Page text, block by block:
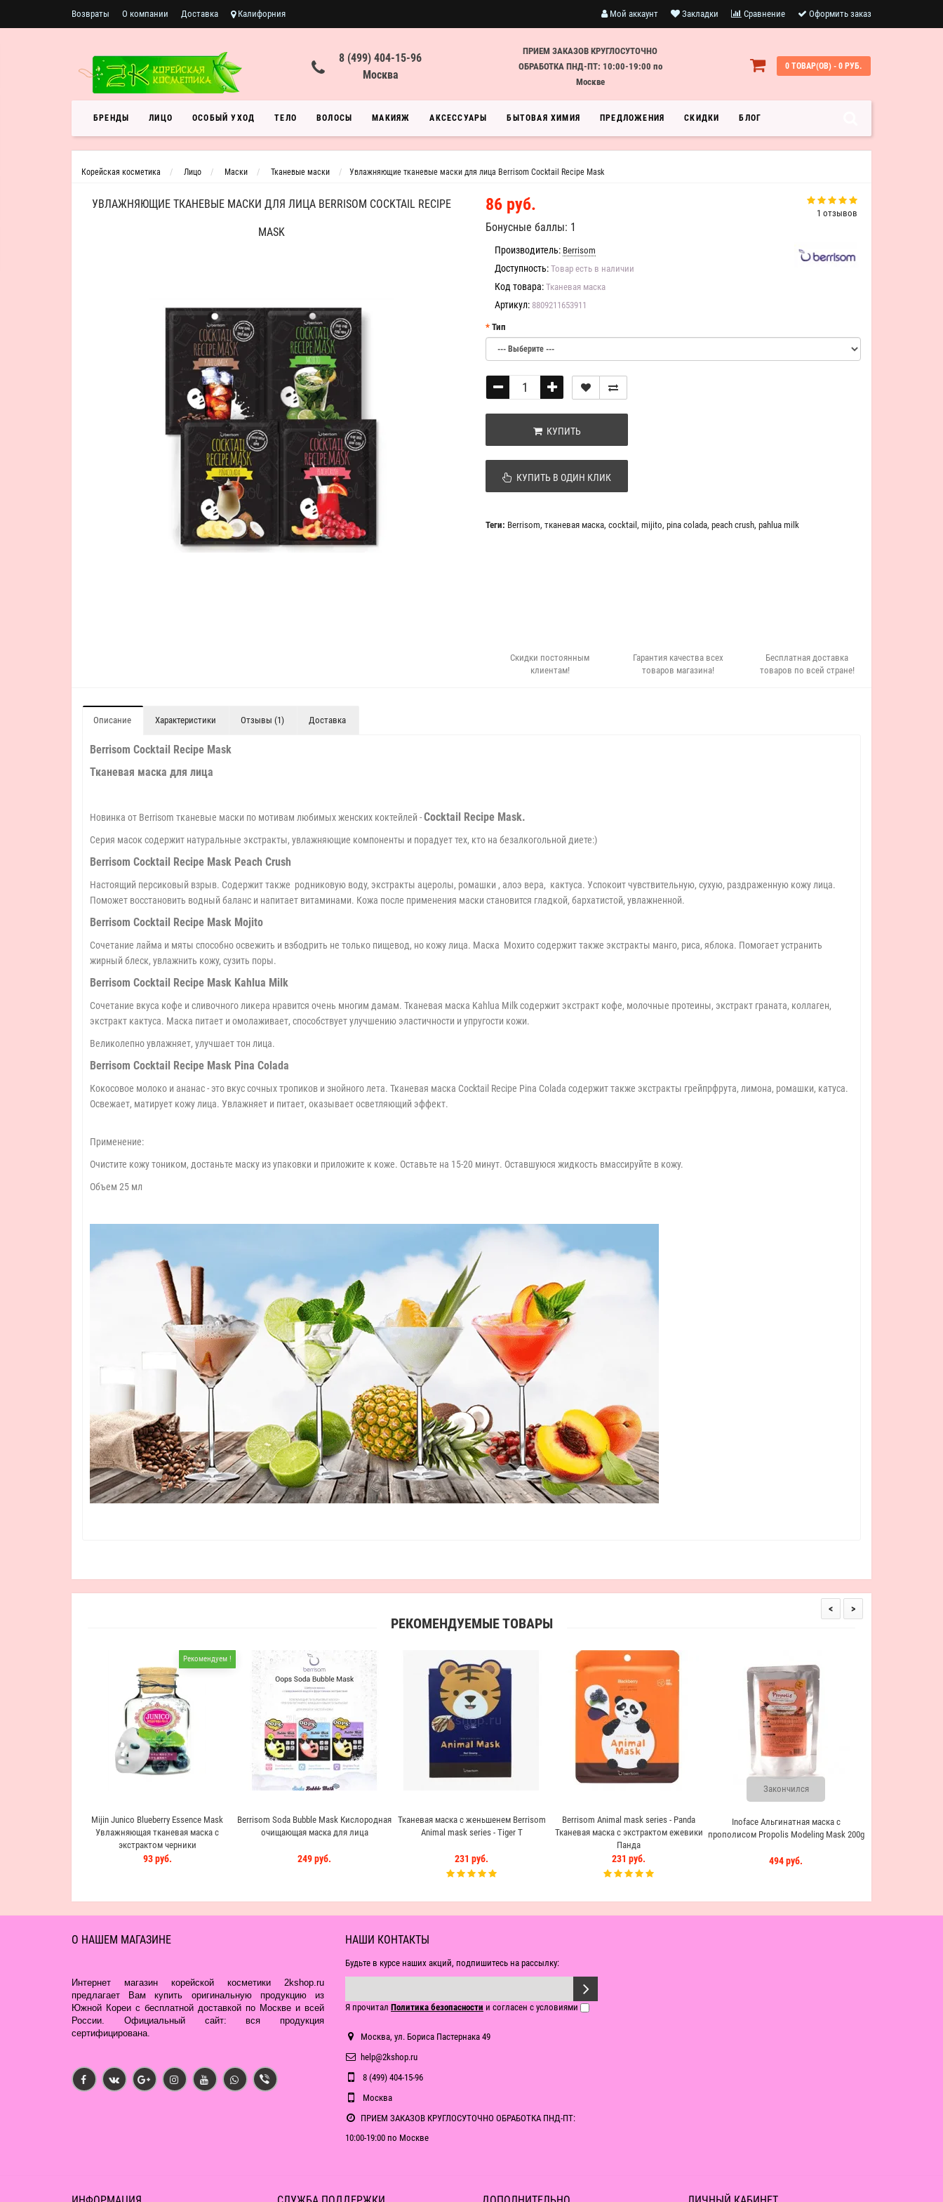
Возвраты О компании Доставка Калифорния Мой аккаунт Закладки Сравнение Оформить заказ
8 (499) 404-15-96
Москва
ПРИЕМ ЗАКАЗОВ КРУГЛОСУТОЧНО
ОБРАБОТКА ПНД-ПТ: 10:00-19:00 по
Москве
0 ТОВАР(ОВ) - 0 РУБ.
БРЕНДЫ ЛИЦО ОСОБЫЙ УХОД ТЕЛО ВОЛОСЫ МАКИЯЖ АКСЕССУАРЫ БЫТОВАЯ ХИМИЯ ПРЕДЛОЖЕНИЯ СКИДКИ БЛОГ
Корейская косметика Лицо Маски Тканевые маски Увлажняющие тканевые маски для лица Berrisom Cocktail Recipe Mask
УВЛАЖНЯЮЩИЕ ТКАНЕВЫЕ МАСКИ ДЛЯ ЛИЦА BERRISOM COCKTAIL RECIPE
MASK
1 отзывов
86 руб.
Бонусные баллы: 1
Производитель: Berrisom
Доступность: Товар есть в наличии
Код товара: Тканевая маска
Артикул: 8809211653911
Тип
КУПИТЬ
КУПИТЬ В ОДИН КЛИК
Теги: Berrisom, тканевая маска, cocktail , mijito, pina colada, peach crush, pahlua milk
Скидки постоянным
клиентам!
Гарантия качества всех
товаров магазина!
Бесплатная доставка
товаров по всей стране!
Описание Характеристики Отзывы (1) Доставка
Berrisom Cocktail Recipe Mask
Тканевая маска для лица
Новинка от Berrisom тканевые маски по мотивам любимых женских коктейлей -Cocktail Recipe Mask.
Серия масок содержит натуральные экстракты, увлажняющие компоненты и порадует тех, кто на безалкогольной диете:)
Berrisom Cocktail Recipe Mask Peach Crush
Настоящий персиковый взрыв. Содержит также родниковую воду, экстракты ацеролы, ромашки , алоэ вера, кактуса. Успокоит чувствительную, сухую, раздраженную кожу лица.
Поможет восстановить водный баланс и напитает витаминами. Кожа после применения маски становится гладкой, бархатистой, увлажненной.
Berrisom Cocktail Recipe Mask Mojito
Сочетание лайма и мяты способно освежить и взбодрить не только пищевод, но кожу лица. Маска Мохито содержит также экстракты манго, риса, яблока. Помогает устранить
жирный блеск, увлажнить кожу, сузить поры.
Berrisom Cocktail Recipe Mask Kahlua Milk
Сочетание вкуса кофе и сливочного ликера нравится очень многим дамам. Тканевая маска Kahlua Milk содержит экстракт кофе, молочные протеины, экстракт граната, коллаген,
экстракт кактуса. Маска питает и омолаживает, способствует улучшению эластичности и упругости кожи.
Великолепно увлажняет, улучшает тон лица.
Berrisom Cocktail Recipe Mask Pina Colada
Кокосовое молоко и ананас - это вкус сочных тропиков и знойного лета. Тканевая маска Cocktail Recipe Pina Colada содержит также экстракты грейпрфрута, лимона, ромашки, катуса.
Освежает, матирует кожу лица. Увлажняет и питает, оказывает осветляющий эффект.
Применение:
Очистите кожу тоником, достаньте маску из упаковки и приложите к коже. Оставьте на 15-20 минут. Оставшуюся жидкость вмассируйте в кожу.
Объем 25 мл
РЕКОМЕНДУЕМЫЕ ТОВАРЫ
Рекомендуем !
Mijin Junico Blueberry Essence Mask
Увлажняющая тканевая маска с
экстрактом черники
93 руб.
Berrisom Soda Bubble Mask Кислородная
очищающая маска для лица
249 руб.
Тканевая маска с женьшенем Berrisom
Animal mask series - Tiger Т
231 руб.
Berrisom Animal mask series - Panda
Тканевая маска с экстрактом ежевики
Панда
231 руб.
Закончился
Inoface Альгинатная маска с
прополисом Propolis Modeling Mask 200g
494 руб.
< >
О НАШЕМ МАГАЗИНЕ
Интернет магазин корейской косметики 2kshop.ru
предлагает Вам купить оригинальную продукцию из
Южной Кореи с бесплатной доставкой по Москве и всей
России. Официальный сайт: вся продукция
сертифицирована.
НАШИ КОНТАКТЫ
Будьте в курсе наших акций, подпишитесь на рассылку:
Я прочитал Политика безопасности и согласен с условиями
Москва, ул. Бориса Пастернака 49
help@2kshop.ru
8 (499) 404-15-96
Москва
ПРИЕМ ЗАКАЗОВ КРУГЛОСУТОЧНО ОБРАБОТКА ПНД-ПТ:
10:00-19:00 по Москве